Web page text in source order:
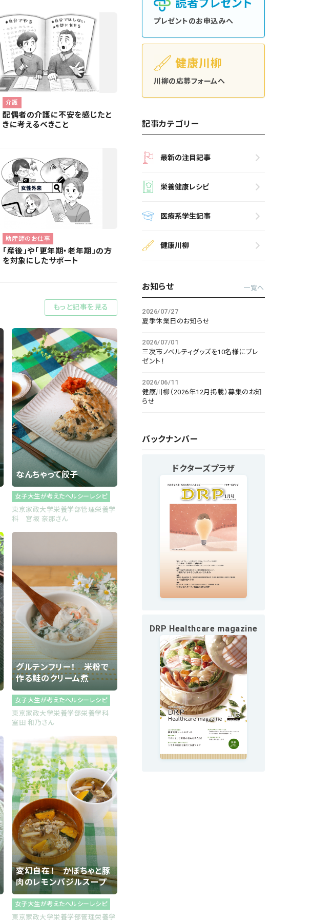
介護
配偶者の介護に不安を感じたと
きに考えるべきこと
助産師のお仕事
「産後」や「更年期・老年期」の方
を対象にしたサポート
もっと記事を見る
なんちゃって餃子
女子大生が考えたヘルシーレシピ
東京家政大学栄養学部管理栄養学
科 宮坂 奈那さん
グルテンフリー！ 米粉で
作る鮭のクリーム煮
女子大生が考えたヘルシーレシピ
東京家政大学栄養学部栄養学科
室田 和乃さん
変幻自在！ かぼちゃと豚
肉のレモンバジルスープ
女子大生が考えたヘルシーレシピ
東京家政大学栄養学部管理栄養学
読者プレゼント
プレゼントのお申込みへ
健康川柳
川柳の応募フォームへ
記事カテゴリー
最新の注目記事
栄養健康レシピ
医療系学生記事
健康川柳
お知らせ 一覧へ
2026/07/27
夏季休業日のお知らせ
2026/07/01
三次市ノベルティグッズを10名様にプレ
ゼント！
2026/06/11
健康川柳（2026年12月掲載）募集のお知
らせ
バックナンバー
ドクターズプラザ
DRP Healthcare magazine